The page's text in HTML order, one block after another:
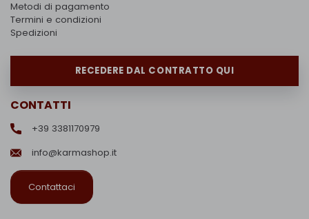
Metodi di pagamento
Termini e condizioni
Spedizioni
RECEDERE DAL CONTRATTO QUI
CONTATTI
+39 3381170979
info@karmashop.it
Contattaci